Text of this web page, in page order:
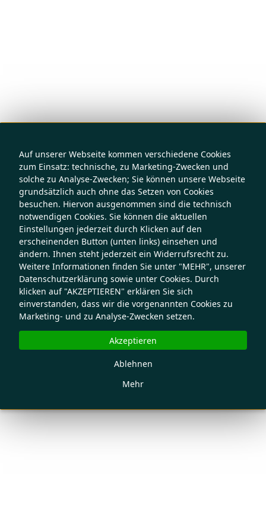
Auf unserer Webseite kommen verschiedene Cookies
zum Einsatz: technische, zu Marketing-Zwecken und
solche zu Analyse-Zwecken; Sie können unsere Webseite
grundsätzlich auch ohne das Setzen von Cookies
besuchen. Hiervon ausgenommen sind die technisch
notwendigen Cookies. Sie können die aktuellen
Einstellungen jederzeit durch Klicken auf den
erscheinenden Button (unten links) einsehen und
ändern. Ihnen steht jederzeit ein Widerrufsrecht zu.
Weitere Informationen finden Sie unter "MEHR", unserer
Datenschutzerklärung sowie unter Cookies. Durch
klicken auf "AKZEPTIEREN" erklären Sie sich
einverstanden, dass wir die vorgenannten Cookies zu
Marketing- und zu Analyse-Zwecken setzen.
Mehr
Ablehnen
Akzeptieren